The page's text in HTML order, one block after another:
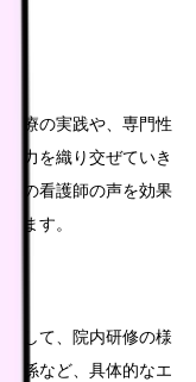
療の実践や、専門性
力を織り交ぜていき
場の看護師の声を効果
ます。
して、院内研修の様
係など、具体的なエ